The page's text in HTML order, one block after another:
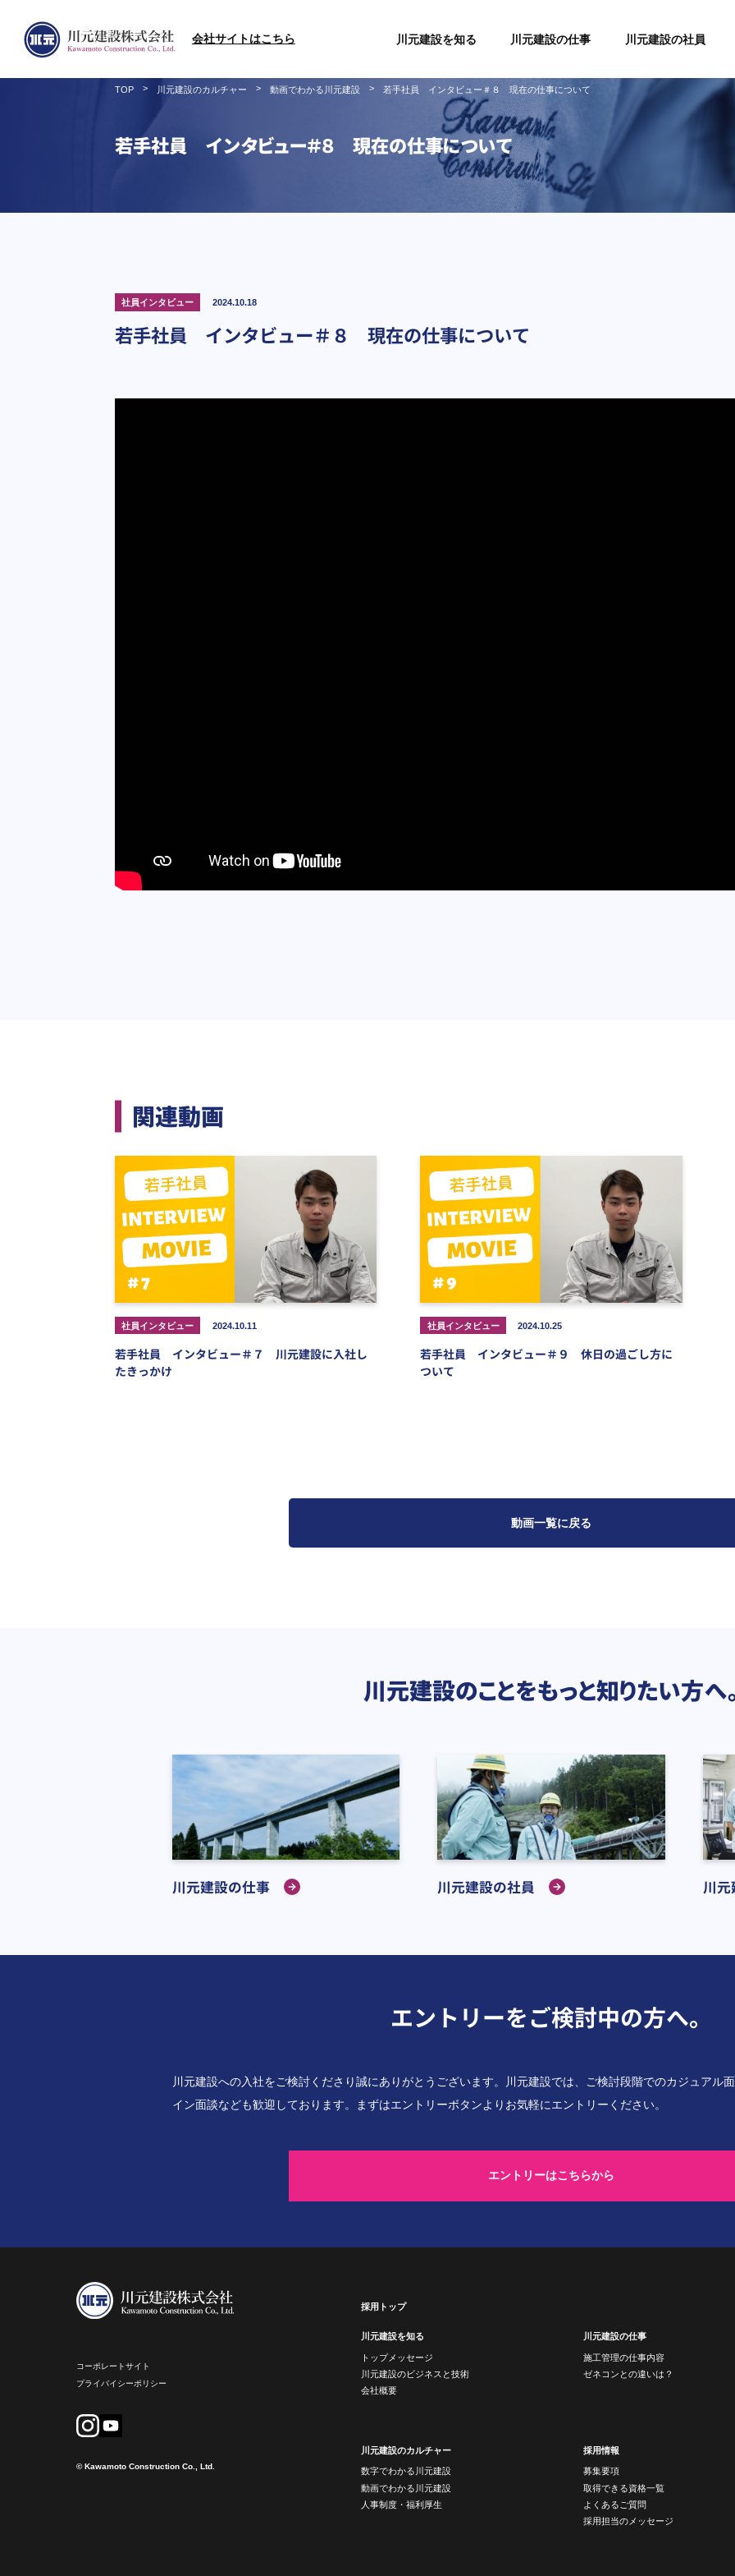
会社サイトはこちら 川元建設を知る 川元建設の仕事 川元建設の社員
TOP > 川元建設のカルチャー > 動画でわかる川元建設 > 若手社員 インタビュー＃８ 現在の仕事について
若手社員 インタビュー＃８ 現在の仕事について
社員インタビュー 2024.10.18
若手社員 インタビュー＃８ 現在の仕事について
関連動画
社員インタビュー 2024.10.11
若手社員 インタビュー＃７ 川元建設に入社し
たきっかけ
社員インタビュー 2024.10.25
若手社員 インタビュー＃９ 休日の過ごし方に
ついて
動画一覧に戻る
川元建設のことをもっと知りたい方へ
川元建設の仕事 川元建設の社員 川元
エントリーをご検討中の方へ。
川元建設への入社をご検討くださり誠にありがとうございます。川元建設では、ご検討段階でのカジュアル
イン面談なども歓迎しております。まずはエントリーボタンよりお気軽にエントリーください。
エントリーはこちらから
コーポレートサイト
プライバイシーポリシー
© Kawamoto Construction Co., Ltd.
採用トップ
川元建設を知る
トップメッセージ
川元建設のビジネスと技術
会社概要
川元建設の仕事
施工管理の仕事内容
ゼネコンとの違いは？
川元建設のカルチャー
数字でわかる川元建設
動画でわかる川元建設
人事制度・福利厚生
採用情報
募集要項
取得できる資格一覧
よくあるご質問
採用担当のメッセージ